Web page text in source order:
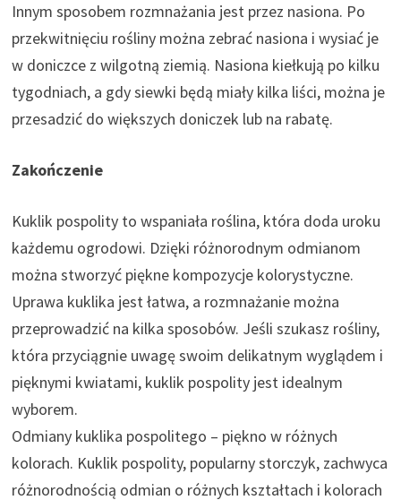
Innym sposobem rozmnażania jest przez nasiona. Po
przekwitnięciu rośliny można zebrać nasiona i wysiać je
w doniczce z wilgotną ziemią. Nasiona kiełkują po kilku
tygodniach, a gdy siewki będą miały kilka liści, można je
przesadzić do większych doniczek lub na rabatę.
Zakończenie
Kuklik pospolity to wspaniała roślina, która doda uroku
każdemu ogrodowi. Dzięki różnorodnym odmianom
można stworzyć piękne kompozycje kolorystyczne.
Uprawa kuklika jest łatwa, a rozmnażanie można
przeprowadzić na kilka sposobów. Jeśli szukasz rośliny,
która przyciągnie uwagę swoim delikatnym wyglądem i
pięknymi kwiatami, kuklik pospolity jest idealnym
wyborem.
Odmiany kuklika pospolitego – piękno w różnych
kolorach. Kuklik pospolity, popularny storczyk, zachwyca
różnorodnością odmian o różnych kształtach i kolorach